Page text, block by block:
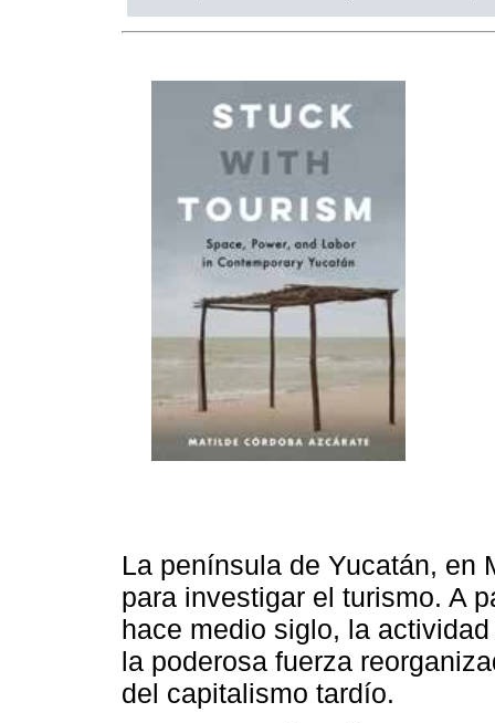
La península de Yucatán, en
para investigar el turismo. A
hace medio siglo, la
la poderosa fuerza
del capitalismo tardío.